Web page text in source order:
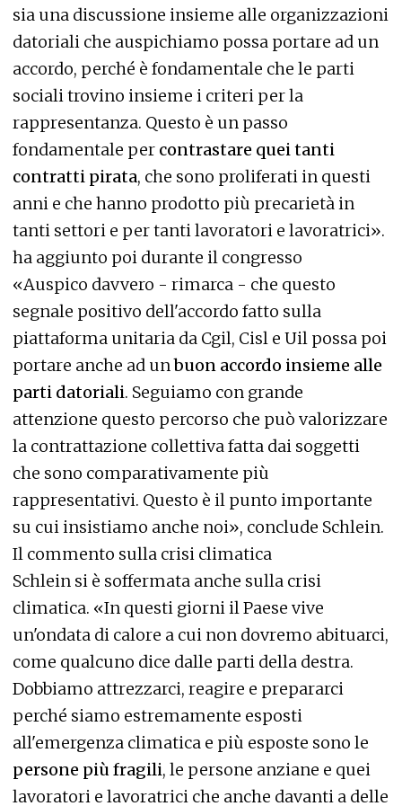
sia una discussione insieme alle organizzazioni
datoriali che auspichiamo possa portare ad un
accordo, perché è fondamentale che le parti
sociali trovino insieme i criteri per la
rappresentanza. Questo è un passo
fondamentale per contrastare quei tanti
contratti pirata, che sono proliferati in questi
anni e che hanno prodotto più precarietà in
tanti settori e per tanti lavoratori e lavoratrici».
ha aggiunto poi durante il congresso
«Auspico davvero - rimarca - che questo
segnale positivo dell'accordo fatto sulla
piattaforma unitaria da Cgil, Cisl e Uil possa poi
portare anche ad unbuon accordo insieme alle
parti datoriali. Seguiamo con grande
attenzione questo percorso che può valorizzare
la contrattazione collettiva fatta dai soggetti
che sono comparativamente più
rappresentativi. Questo è il punto importante
su cui insistiamo anche noi», conclude Schlein.
Il commento sulla crisi climatica
Schlein si è soffermata anche sulla crisi
climatica. «In questi giorni il Paese vive
un'ondata di calore a cui non dovremo abituarci,
come qualcuno dice dalle parti della destra.
Dobbiamo attrezzarci, reagire e prepararci
perché siamo estremamente esposti
all'emergenza climatica e più esposte sono le
persone più fragili, le persone anziane e quei
lavoratori e lavoratrici che anche davanti a delle